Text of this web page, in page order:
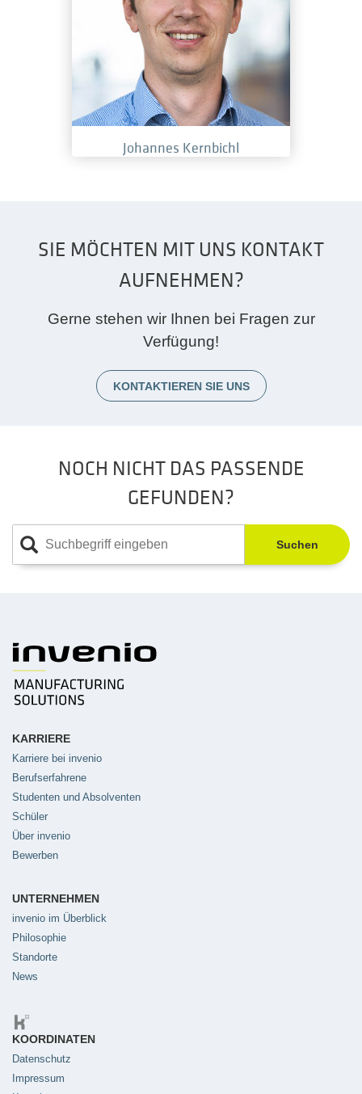
Johannes Kernbichl
SIE MÖCHTEN MIT UNS KONTAKT
AUFNEHMEN?
Gerne stehen wir Ihnen bei Fragen zur
Verfügung!
KONTAKTIEREN SIE UNS
NOCH NICHT DAS PASSENDE
GEFUNDEN?
Suchen
KARRIERE
Karriere bei invenio
Berufserfahrene
Studenten und Absolventen
Schüler
Über invenio
Bewerben
UNTERNEHMEN
invenio im Überblick
Philosophie
Standorte
News
KOORDINATEN
Datenschutz
Impressum